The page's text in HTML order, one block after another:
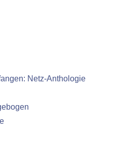
Netz-Anthologie